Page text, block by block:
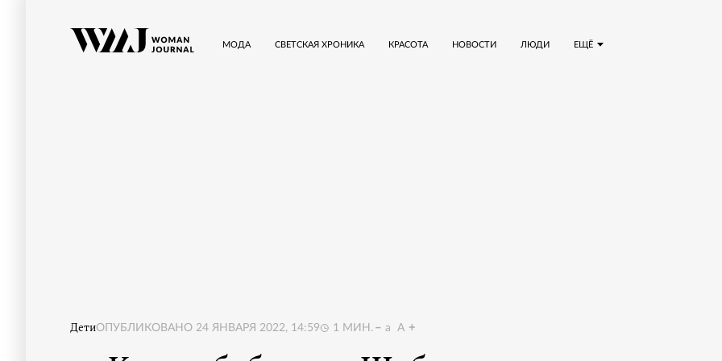
ЕЩЁ
МОДА СВЕТСКАЯ ХРОНИКА КРАСОТА НОВОСТИ ЛЮДИ
ДетиОПУБЛИКОВАНО 24 ЯНВАРЯ 2022, 14:59 1 МИН. a A